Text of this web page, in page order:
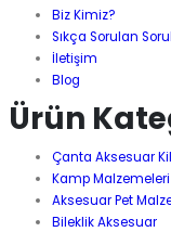
Biz Kimiz?
Sıkça Sorulan
İletişim
Blog
Ürün
Çanta Aksesuar
Kamp Malzemeleri
Aksesuar Pet
Bileklik Aksesuar